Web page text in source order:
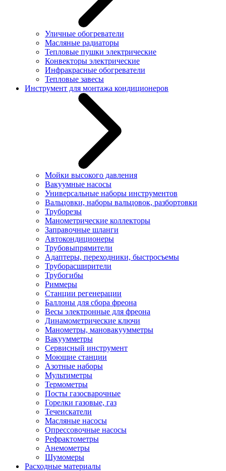
Уличные обогреватели
Масляные радиаторы
Тепловые пушки электрические
Конвекторы электрические
Инфракрасные обогреватели
Тепловые завесы
Инструмент для монтажа кондиционеров
Мойки высокого давления
Вакуумные насосы
Универсальные наборы инструментов
Вальцовки, наборы вальцовок, разбортовки
Труборезы
Манометрические коллекторы
Заправочные шланги
Автокондиционеры
Трубовыпрямители
Адаптеры, переходники, быстросъемы
Труборасширители
Трубогибы
Риммеры
Станции регенерации
Баллоны для сбора фреона
Весы электронные для фреона
Динамометрические ключи
Манометры, мановакуумметры
Вакуумметры
Сервисный инструмент
Моющие станции
Азотные наборы
Мультиметры
Термометры
Посты газосварочные
Горелки газовые, газ
Течеискатели
Масляные насосы
Опрессовочные насосы
Рефрактометры
Анемометры
Шумомеры
Расходные материалы